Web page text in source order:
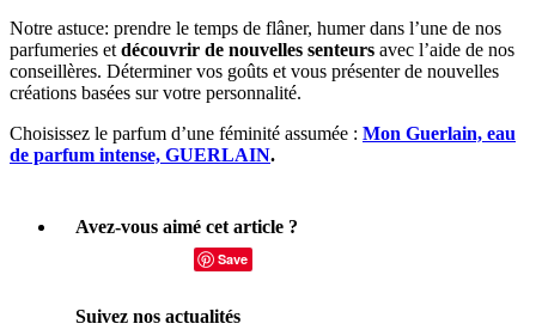
Notre astuce: prendre le temps de flâner, humer dans l’une de nos
parfumeries et découvrir de nouvelles senteurs avec l’aide de nos
conseillères. Déterminer vos goûts et vous présenter de nouvelles
créations basées sur votre personnalité.
Choisissez le parfum d’une féminité assumée : Mon Guerlain, eau
de parfum intense, GUERLAIN.
Avez-vous aimé cet article ?
Save
Suivez nos actualités